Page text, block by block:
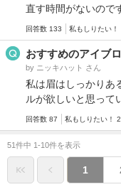
直す時間がないので
回答数 133 私もしりたい！
おすすめのアイブ
by ニッキハット さん
私は眉はしっかりあ
ルが欲しいと思って
回答数 87 私もしりたい！ 2
51件中 1-10件を表示
1